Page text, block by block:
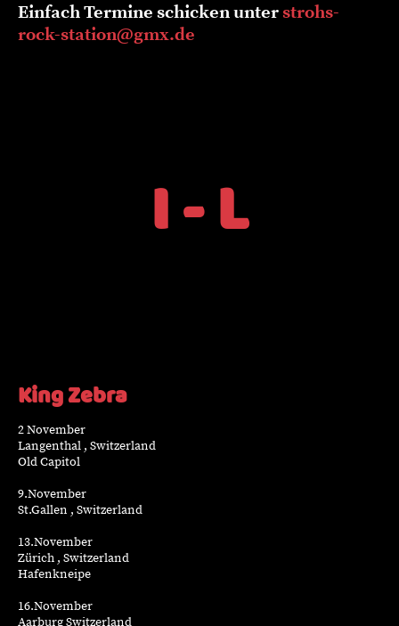
Einfach Termine schicken unter strohs-
rock-station@gmx.de
I - L
King Zebra
2 November
Langenthal , Switzerland
Old Capitol
9.November
St.Gallen , Switzerland
13.November
Zürich , Switzerland
Hafenkneipe
16.November